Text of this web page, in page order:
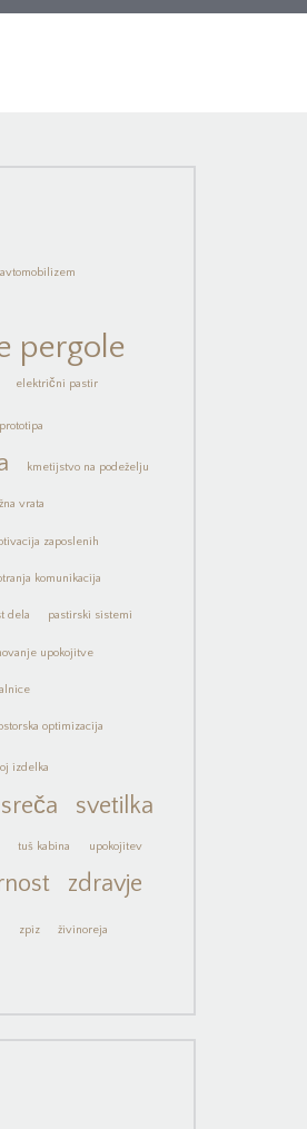
avtomobilizem
pergole
električni pastir
kmetijstvo na podeželju
vrata
zaposlenih
komunikacija
dela pastirski sistemi
upokojitve
optimizacija
izdelka
sreča
svetilka
tuš kabina upokojitev
zdravje
zpiz živinoreja